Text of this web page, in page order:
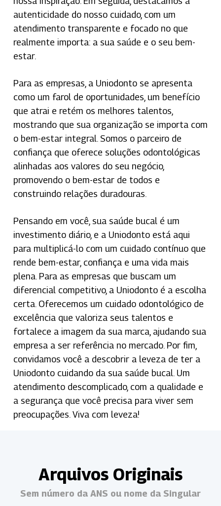
autenticidade do nosso cuidado, com um
atendimento transparente e focado no que
realmente importa: a sua saúde e o seu bem-
estar.
Para as empresas, a Uniodonto se apresenta
como um farol de oportunidades, um benefício
que atrai e retém os melhores talentos,
mostrando que sua organização se importa com
o bem-estar integral. Somos o parceiro de
confiança que oferece soluções odontológicas
alinhadas aos valores do seu negócio,
promovendo o bem-estar de todos e
construindo relações duradouras.
Pensando em você, sua saúde bucal é um
investimento diário, e a Uniodonto está aqui
para multiplicá-lo com um cuidado contínuo que
rende bem-estar, confiança e uma vida mais
plena. Para as empresas que buscam um
diferencial competitivo, a Uniodonto é a escolha
certa. Oferecemos um cuidado odontológico de
excelência que valoriza seus talentos e
fortalece a imagem da sua marca, ajudando sua
empresa a ser referência no mercado. Por fim,
convidamos você a descobrir a leveza de ter a
Uniodonto cuidando da sua saúde bucal. Um
atendimento descomplicado, com a qualidade e
a segurança que você precisa para viver sem
preocupações. Viva com leveza!
Arquivos Originais
Sem número da ANS ou nome da Singular